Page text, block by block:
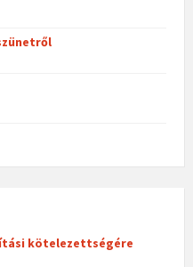
kötelezettségére